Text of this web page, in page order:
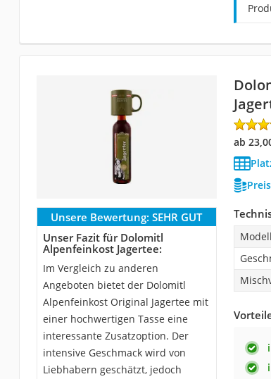
ab
Unsere Bewertung: SEHR GUT
Unser Fazit für Dolomitl
Alpenfeinkost Jagertee:
Im Vergleich zu anderen
Angeboten bietet der Dolomitl
Alpenfeinkost Original Jagertee mit
einer hochwertigen Tasse eine
interessante Zusatzoption. Der
intensive Geschmack wird von
Liebhabern geschätzt, jedoch
Modell